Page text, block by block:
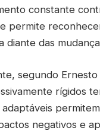
constante
permite
diante das
segundo
rígidos
negativos e